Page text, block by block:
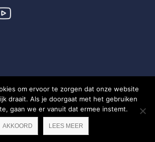
- EQUESTRIAN BRAND EXPERT -
NEWMORE
om ervoor te zorgen dat onze website
draait. Als je doorgaat met het gebruiken
gaan we er vanuit dat ermee instemt.
AKKOORD LEES MEER